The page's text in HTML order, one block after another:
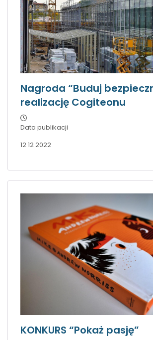
Nagroda “Buduj
realizację Cogiteonu
Data publikacji
12 12 2022
KONKURS “Pokaż pasję”